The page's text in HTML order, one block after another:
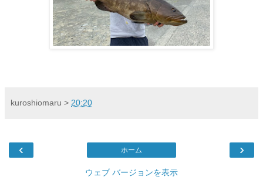
kuroshiomaru > 20:20
‹ ›
ホーム
ウェブ バージョンを表示